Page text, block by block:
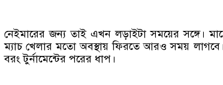
নেইমারের জন্য তাই এখন লড়াইটা সময়ের সঙ্গে।
ম্যাচ খেলার মতো অবস্থায় ফিরতে আরও সময়
বরং টুর্নামেন্টের পরের ধাপ।